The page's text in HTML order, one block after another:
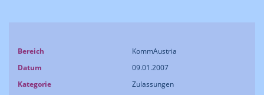
Bereich
KommAustria
Datum
09.01.2007
Kategorie
Zulassungen